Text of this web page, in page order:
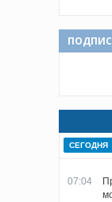
СЕГОДНЯ
07:04